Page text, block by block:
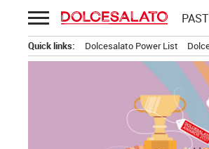
Passa
al
contenuto
Quick links: Dolcesalato Power List